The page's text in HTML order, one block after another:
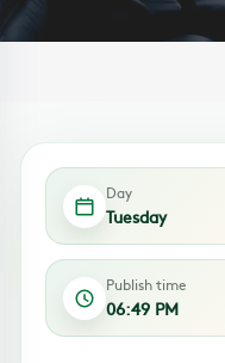
Day
Tuesday
Publish time
06:49 PM